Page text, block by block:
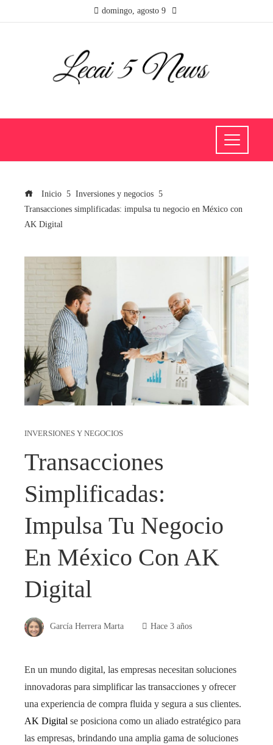
domingo, agosto 9
Inicio
Inversiones y negocios
Transacciones simplificadas: impulsa tu negocio en México con
AK Digital
INVERSIONES Y NEGOCIOS
Transacciones
Simplificadas:
Impulsa Tu Negocio
En México Con AK
Digital
García Herrera Marta Hace 3 años
En un mundo digital, las empresas necesitan soluciones
innovadoras para simplificar las transacciones y ofrecer
una experiencia de compra fluida y segura a sus clientes.
AK Digital se posiciona como un aliado estratégico para
las empresas, brindando una amplia gama de soluciones